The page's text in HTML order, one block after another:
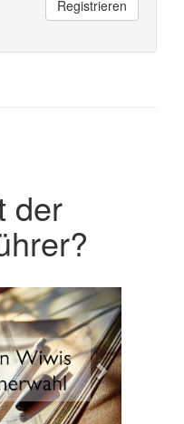
Registrieren
der
Next